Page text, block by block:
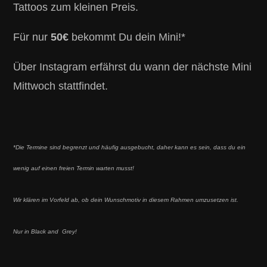
Tattoos zum kleinen Preis.
Für nur50€ bekommt Du dein Mini!*
Über Instagram erfährst du wann der nächste Mini
Mittwoch stattfindet.
*Die Termine sind begrenzt und häufig ausgebucht, daher kann es sein, dass du ein
wenig auf einen freien Termin warten musst!
Wir klären im Vorfeld ab, ob dein Wunschmotiv in diesem Rahmen umzusetzen ist.
Nur in Black and Grey!